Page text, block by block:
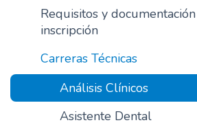
n
p
Requisitos y
inscripción
Carreras Técnicas
Análisis Clínicos
Asistente Dental